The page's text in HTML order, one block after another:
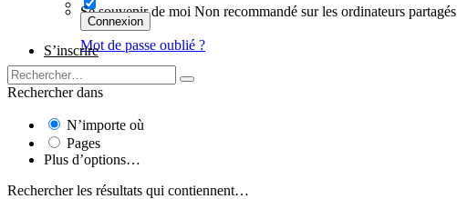
Se souvenir de moi Non recommandé sur les ordinateurs partagés
Connexion
Mot de passe oublié ?
S’inscrire
Rechercher dans
N’importe où
Pages
Plus d’options…
Rechercher les résultats qui contiennent…